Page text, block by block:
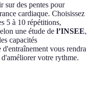
sur des pentes pour
cardiaque. Choisissez
5 à 10 répétitions,
une étude de l’INSEE,
capacités
vous rendra
votre rythme.